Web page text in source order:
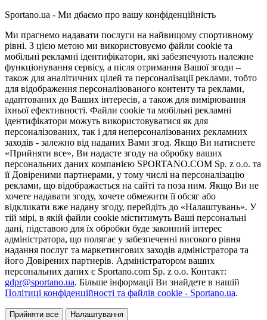
Sportano.ua - Ми дбаємо про вашу конфіденційність
Ми прагнемо надавати послуги на найвищому спортивному
рівні. З цією метою ми використовуємо файли cookie та
мобільні рекламні ідентифікатори, які забезпечують належне
функціонування сервісу, а після отримання Вашої згоди –
також для аналітичних цілей та персоналізації реклами, тобто
для відображення персоналізованого контенту та реклами,
адаптованих до Ваших інтересів, а також для вимірювання
їхньої ефективності. Файли cookie та мобільні рекламні
ідентифікатори можуть використовуватися як для
персоналізованих, так і для неперсоналізованих рекламних
заходів - залежно від наданих Вами згод. Якщо Ви натиснете
«Прийняти все», Ви надасте згоду на обробку ваших
персональних даних компанією SPORTANO.COM Sp. z o.o. та
її Довіреними партнерами, у тому числі на персоналізацію
реклами, що відображається на сайті та поза ним. Якщо Ви не
хочете надавати згоду, хочете обмежити її обсяг або
відкликати вже надану згоду, перейдіть до «Налаштувань». У
тій мірі, в якій файли cookie міститимуть Ваші персональні
дані, підставою для їх обробки буде законний інтерес
адміністратора, що полягає у забезпеченні високого рівня
надання послуг та маркетингових заходів адміністратора та
його Довірених партнерів. Адміністратором ваших
персональних даних є Sportano.com Sp. z o.o. Контакт:
gdpr@sportano.ua. Більше інформації Ви знайдете в нашій
Політиці конфіденційності та файлів cookie - Sportano.ua.
Прийняти все Налаштування